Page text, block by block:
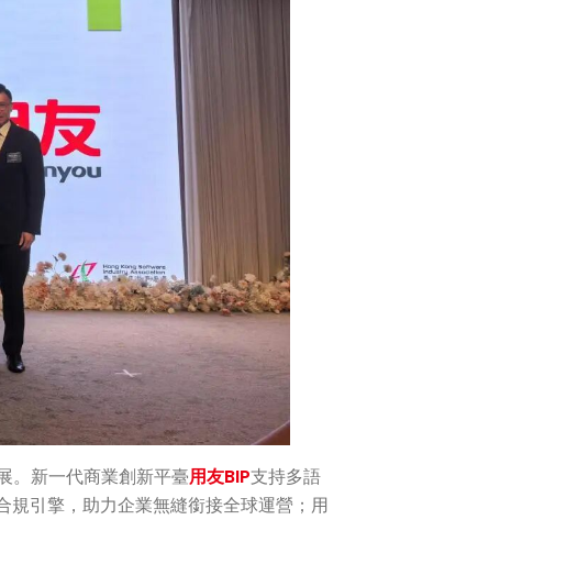
。新一代商業創新平臺用友BIP支持多語
引擎，助力企業無縫銜接全球運營；用